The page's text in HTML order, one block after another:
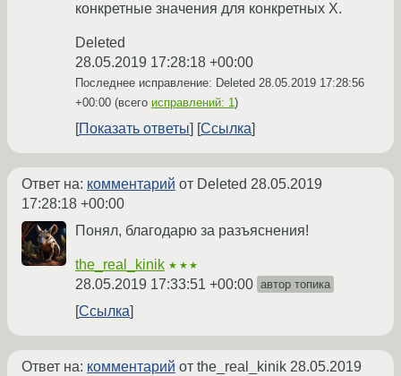
конкретные значения для конкретных X.
Deleted
28.05.2019 17:28:18 +00:00
Последнее исправление: Deleted 28.05.2019 17:28:56
+00:00 (всего исправлений: 1)
Показать ответы Ссылка
Ответ на: комментарий от Deleted 28.05.2019
17:28:18 +00:00
Понял, благодарю за разъяснения!
the_real_kinik ★★★
28.05.2019 17:33:51 +00:00 автор топика
Ссылка
Ответ на: комментарий от the_real_kinik 28.05.2019